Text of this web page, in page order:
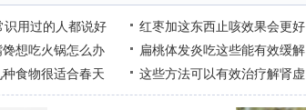
识用过的人都说好
馋想吃火锅怎么办
食物很适合春天
红枣加这东西止咳效果会更好
扁桃体发炎吃这些能有效缓解
这些方法可以有效治疗解肾虚